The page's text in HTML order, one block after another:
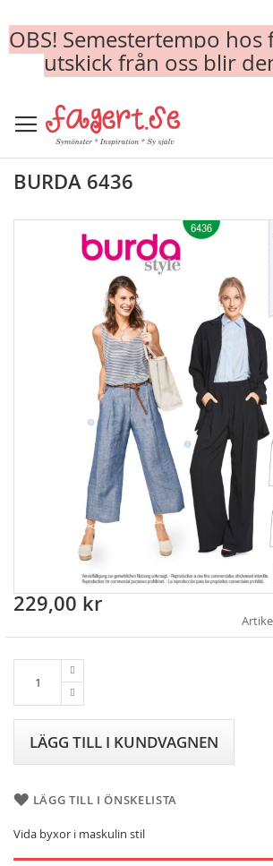
OBS! Semestertempo hos
utskick från oss blir
to
Content
BURDA 6436
Skip
the
229,00 kr
LÄGG TILL I KUNDVAGNEN
LÄGG TILL I ÖNSKELISTA
Vida byxor i maskulin stil